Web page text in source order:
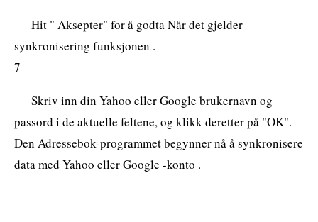
Hit " Aksepter" for å godta Når det gjelder
synkronisering funksjonen .
7
Skriv inn din Yahoo eller Google brukernavn og
passord i de aktuelle feltene, og klikk deretter på "OK".
Den Adressebok-programmet begynner nå å synkronisere
data med Yahoo eller Google -konto .